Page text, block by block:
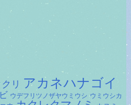
リ アカネハナゴイ
ウデフリツノザヤウミウシ ウミウシカ